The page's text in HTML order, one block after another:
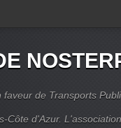
faveur de Transports
Côte d'Azur.